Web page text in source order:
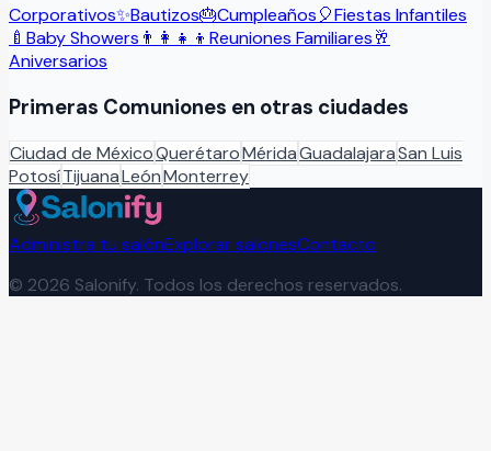
Corporativos✨Bautizos🎂Cumpleaños🎈Fiestas Infantiles
🍼 Baby Showers 👨‍👩‍👧‍👦 Reuniones Familiares🥂
Aniversarios
Primeras Comuniones en otras ciudades
Ciudad de MéxicoQuerétaroMéridaGuadalajaraSan Luis
PotosíTijuanaLeónMonterrey
Administra tu salónExplorar salonesContacto
© 2026 Salonify. Todos los derechos reservados.